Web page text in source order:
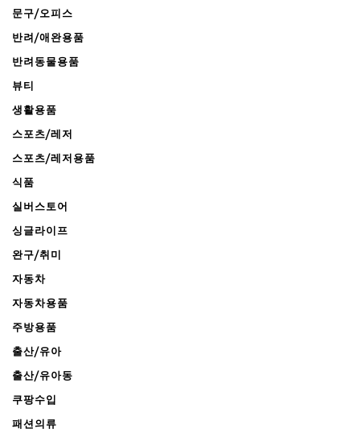
문구/오피스
반려/애완용품
반려동물용품
뷰티
생활용품
스포츠/레저
스포츠/레저용품
식품
실버스토어
싱글라이프
완구/취미
자동차
자동차용품
주방용품
출산/유아
출산/유아동
쿠팡수입
패션의류